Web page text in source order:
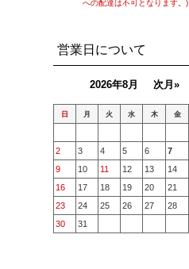
への配達は不可となります。)
営業日について
2026年8月 次月»
日 月 火 水 木 金
2
3 4 5 6 7
9
10 11 12 13 14
16
17 18 19 20 21
23
24 25 26 27 28
30
31